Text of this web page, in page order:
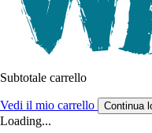
Subtotale carrello
Vedi il mio carrello Continua
Loading...